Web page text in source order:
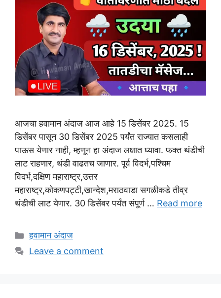
आजचा हवामान अंदाज आज आहे 15 डिसेंबर 2025. 15
डिसेंबर पासून 30 डिसेंबर 2025 पर्यंत राज्यात कसलाही
पाऊस येणार नाही, म्हणून हा अंदाज लक्षात घ्यावा. फक्त थंडीची
लाट राहणार, थंडी वाढतच जाणार. पूर्व विदर्भ,पश्चिम
विदर्भ,दक्षिण महाराष्ट्र,उत्तर
महाराष्ट्र,कोकणपट्टी,खान्देश,मराठवाडा सगळीकडे तीव्र
थंडीची लाट येणार. 30 डिसेंबर पर्यंत संपूर्ण … Read more
Categories
हवामान अंदाज
Leave a comment